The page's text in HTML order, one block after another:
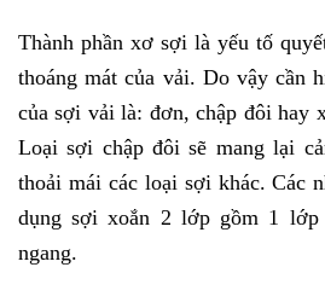
Thành phần xơ sợi là yếu tố
thoáng mát của vải. Do vậy cần
của sợi vải là: đơn, chập đôi hay
Loại sợi chập đôi sẽ mang lại
thoải mái các loại sợi khác. Các
dụng sợi xoắn 2 lớp gồm 1
ngang.